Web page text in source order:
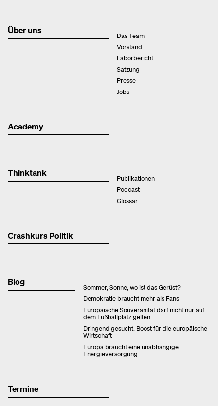
Über uns
Das Team
Vorstand
Laborbericht
Satzung
Presse
Jobs
Academy
Thinktank
Publikationen
Podcast
Glossar
Crashkurs Politik
Blog
Sommer, Sonne, wo ist das Gerüst?
Demokratie braucht mehr als Fans
Europäische Souveränität darf nicht nur auf
dem Fußballplatz gelten
Dringend gesucht: Boost für die europäische
Wirtschaft
Europa braucht eine unabhängige
Energieversorgung
Termine